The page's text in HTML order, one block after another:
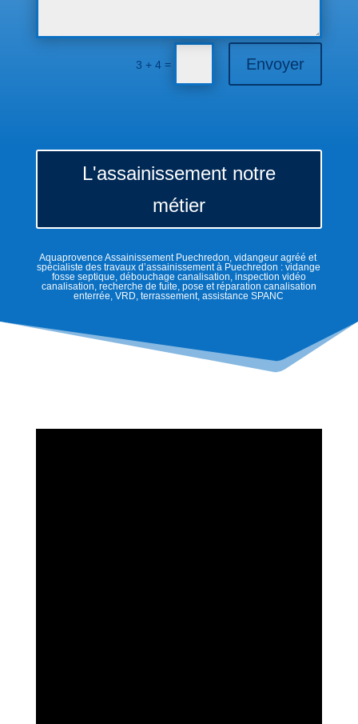
3 + 4 = Envoyer
L'assainissement notre
métier
Aquaprovence Assainissement Puechredon, vidangeur agréé et
spécialiste des travaux d’assainissement à Puechredon : vidange
fosse septique, débouchage canalisation, inspection vidéo
canalisation, recherche de fuite, pose et réparation canalisation
enterrée, VRD, terrassement, assistance SPANC